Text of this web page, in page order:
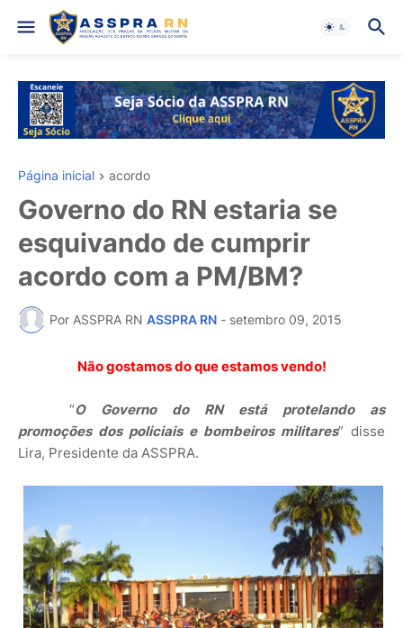
Página inicial acordo
Governo do RN estaria se
esquivando de cumprir
acordo com a PM/BM?
Por ASSPRA RN ASSPRA RN - setembro 09, 2015
Não gostamos do que estamos vendo!
“O Governo do RN está protelando as
promoções dos policiais e bombeiros militares” disse
Lira, Presidente da ASSPRA.